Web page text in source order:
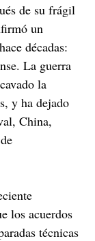
de su frágil
un
décadas:
La guerra
la
y ha dejado
China,
los acuerdos
técnicas